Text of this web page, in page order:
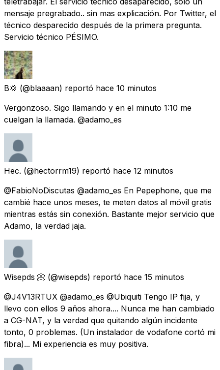
mensaje pregrabado.. sin mas explicación. Por Twitter, el
técnico desparecido después de la primera pregunta.
Servicio técnico PÉSIMO.
B💢 (@blaaaan) reportó hace 10 minutos
Vergonzoso. Sigo llamando y en el minuto 1:10 me
cuelgan la llamada. @adamo_es
Hec. (@hectorrm19) reportó hace 12 minutos
@FabioNoDiscutas @adamo_es En Pepephone, que me
cambié hace unos meses, te meten datos al móvil gratis
mientras estás sin conexión. Bastante mejor servicio que
Adamo, la verdad jaja.
Wisepds 📀 (@wisepds) reportó hace 15 minutos
@J4V13RTUX @adamo_es @Ubiquiti Tengo IP fija, y
llevo con ellos 9 años ahora.... Nunca me han cambiado
a CG-NAT, y la verdad que quitando algún incidente
tonto, 0 problemas. (Un instalador de vodafone cortó mi
fibra)... Mi experiencia es muy positiva.